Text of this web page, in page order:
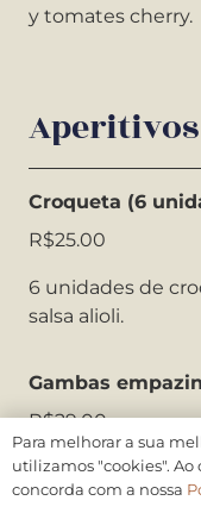
y tomates cherry.
Croqueta (6
R$25.00
6 unidades de
salsa alioli.
Gambas
R$29.00
4 unidades de
conrequesón
Para melhorar a sua
utilizamos "cookies".
concorda com a nossa